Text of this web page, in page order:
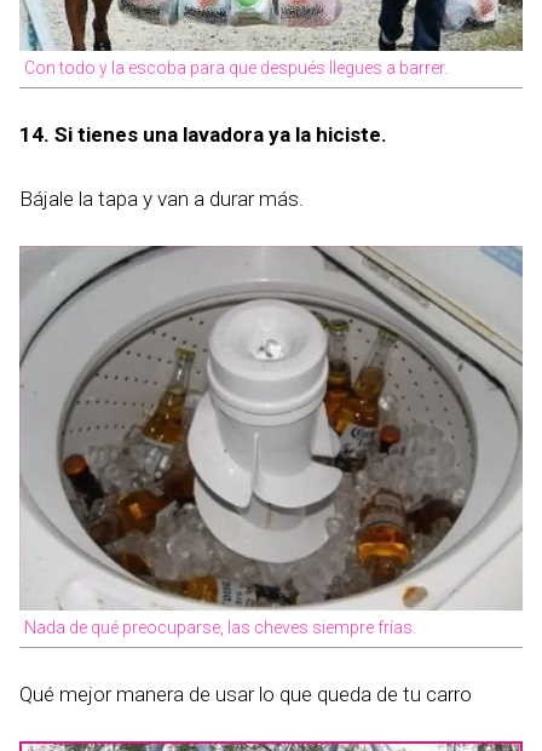
Con todo y la escoba para que después llegues a barrer.
14. Si tienes una lavadora ya la hiciste.
Bájale la tapa y van a durar más.
Nada de qué preocuparse, las cheves siempre frías.
Qué mejor manera de usar lo que queda de tu carro